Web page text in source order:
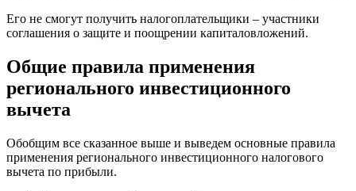
Его не смогут получить налогоплательщики – участники
соглашения о защите и поощрении капиталовложений.
Общие правила применения
регионального инвестиционного
вычета
Обобщим все сказанное выше и выведем основные правила
применения регионального инвестиционного налогового
вычета по прибыли.